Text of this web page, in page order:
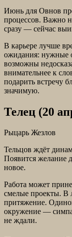
Июнь для Овнов
процессов. Важно
сразу — сейчас
В карьере лучше
ожидания: нужные
возможны
внимательнее к
подарить встречу
значимую.
Телец (20
Рыцарь Жезлов
Тельцов ждёт
Появится желание
новое.
Работа может
смелые проекты. В
притяжение.
окружение —
не ждали.